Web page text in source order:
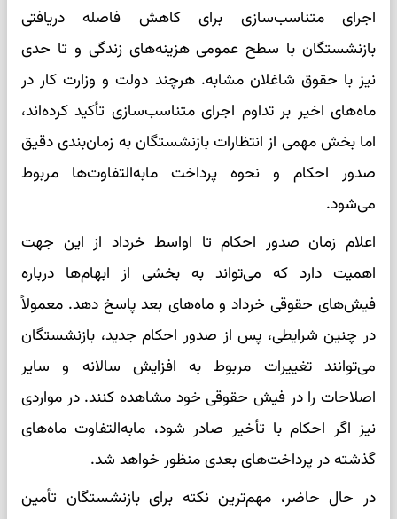
اجرای متناسب‌سازی برای کاهش فاصله دریافتی
بازنشستگان با سطح عمومی هزینه‌های زندگی و تا حدی
نیز با حقوق شاغلان مشابه. هرچند دولت و وزارت کار در
ماه‌های اخیر بر تداوم اجرای متناسب‌سازی تأکید کرده‌اند،
اما بخش مهمی از انتظارات بازنشستگان به زمان‌بندی دقیق
صدور احکام و نحوه پرداخت مابه‌التفاوت‌ها مربوط
می‌شود.
اعلام زمان صدور احکام تا اواسط خرداد از این جهت
اهمیت دارد که می‌تواند به بخشی از ابهام‌ها درباره
فیش‌های حقوقی خرداد و ماه‌های بعد پاسخ دهد. معمولاً
در چنین شرایطی، پس از صدور احکام جدید، بازنشستگان
می‌توانند تغییرات مربوط به افزایش سالانه و سایر
اصلاحات را در فیش حقوقی خود مشاهده کنند. در مواردی
نیز اگر احکام با تأخیر صادر شود، مابه‌التفاوت ماه‌های
گذشته در پرداخت‌های بعدی منظور خواهد شد.
در حال حاضر، مهم‌ترین نکته برای بازنشستگان تأمین